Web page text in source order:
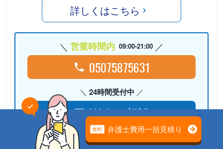
詳しくはこちら
営業時間内 09:00-21:00
05075875631
24時間受付中
Webで相談
検討リストに追加